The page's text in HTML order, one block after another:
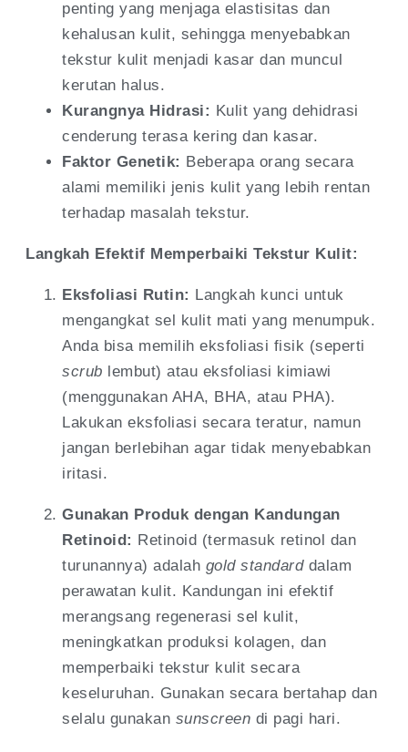
penting yang menjaga elastisitas dan
kehalusan kulit, sehingga menyebabkan
tekstur kulit menjadi kasar dan muncul
kerutan halus.
Kurangnya Hidrasi: Kulit yang dehidrasi
cenderung terasa kering dan kasar.
Faktor Genetik: Beberapa orang secara
alami memiliki jenis kulit yang lebih rentan
terhadap masalah tekstur.
Langkah Efektif Memperbaiki Tekstur Kulit:
Eksfoliasi Rutin: Langkah kunci untuk
mengangkat sel kulit mati yang menumpuk.
Anda bisa memilih eksfoliasi fisik (seperti
scrub lembut) atau eksfoliasi kimiawi
(menggunakan AHA, BHA, atau PHA).
Lakukan eksfoliasi secara teratur, namun
jangan berlebihan agar tidak menyebabkan
iritasi.
Gunakan Produk dengan Kandungan
Retinoid: Retinoid (termasuk retinol dan
turunannya) adalah gold standarddalam
perawatan kulit. Kandungan ini efektif
merangsang regenerasi sel kulit,
meningkatkan produksi kolagen, dan
memperbaiki tekstur kulit secara
keseluruhan. Gunakan secara bertahap dan
selalu gunakan sunscreen di pagi hari.